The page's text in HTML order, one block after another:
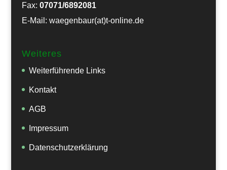
Fax: 07071/6892081
E-Mail: waegenbaur(at)t-online.de
Weiteres
Weiterführende Links
Kontakt
AGB
Impressum
Datenschutzerklärung